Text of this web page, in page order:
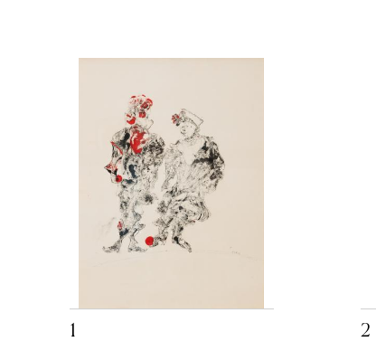
1
2